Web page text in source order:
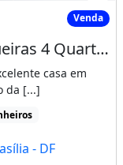
4 Quartos
Venda
SHA Conj 4 Chácara 77 Arniqueiras 4 Quartos 1suíte closet 2 semi-suites
casa em
da [...]
- DF